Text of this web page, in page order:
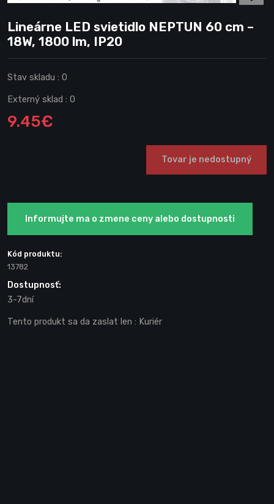
Lineárne LED svietidlo NEPTUN 60 cm –
18W, 1800 lm, IP20
Stav skladu : 0
Externý sklad : 0
9.45€
Tovar je nedostupný
Informujte ma o zmene ceny alebo dostupnosti
Kód produktu:
13782
Dostupnosť:
3-7dní
Tento produkt sa da zaslat len : Kuriér